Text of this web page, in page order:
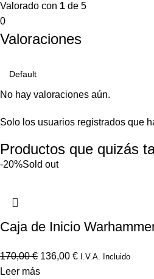
Valorado con 1 de 5
0
Valoraciones
No hay valoraciones aún.
Solo los usuarios registrados que
Productos que quizás
-20%Sold out
Caja de Inicio
170,00€ 136,00 € I.V.A. Incluido
Leer más